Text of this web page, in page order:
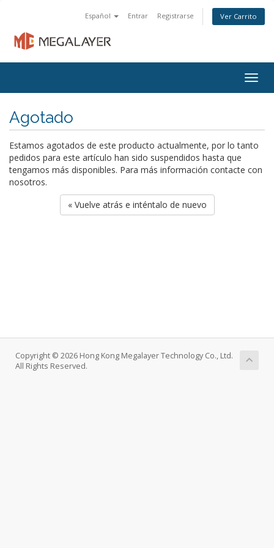
Español Entrar Registrarse Ver Carrito
Agotado
Estamos agotados de este producto actualmente, por lo tanto
pedidos para este artículo han sido suspendidos hasta que
tengamos más disponibles. Para más información contacte con
nosotros.
« Vuelve atrás e inténtalo de nuevo
Copyright © 2026 Hong Kong Megalayer Technology Co., Ltd.
All Rights Reserved.